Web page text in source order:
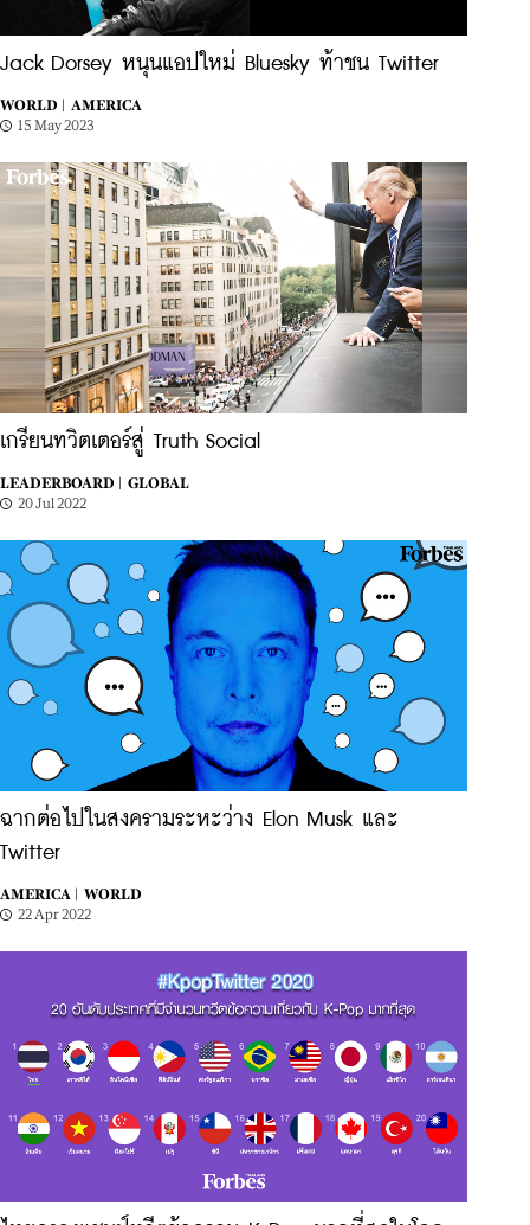
Jack Dorsey หนุนแอปใหม่ Bluesky ท้าชน Twitter
WORLD |
AMERICA
15 May 2023
เกรียนทวิตเตอร์สู่ Truth Social
LEADERBOARD |
GLOBAL
20 Jul 2022
ฉากต่อไปในสงครามระหะว่าง Elon Musk และ
Twitter
AMERICA |
WORLD
22 Apr 2022